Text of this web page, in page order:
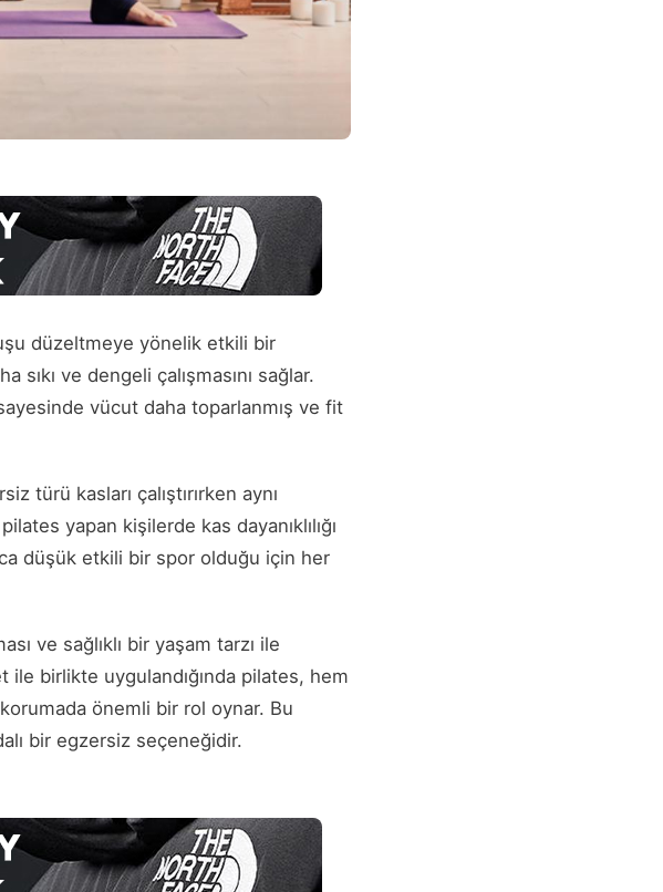
düzeltmeye yönelik etkili bir
sıkı ve dengeli çalışmasını sağlar.
vücut daha toparlanmış ve fit
türü kasları çalıştırırken aynı
yapan kişilerde kas dayanıklılığı
düşük etkili bir spor olduğu için her
ve sağlıklı bir yaşam tarzı ile
birlikte uygulandığında pilates, hem
önemli bir rol oynar. Bu
bir egzersiz seçeneğidir.